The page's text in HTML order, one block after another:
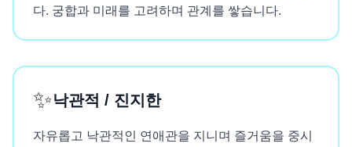
다. 궁합과 미래를 고려하며 관계를 쌓습니다.
✨낙관적 / 진지한
자유롭고 낙관적인 연애관을 지니며 즐거움을 중시